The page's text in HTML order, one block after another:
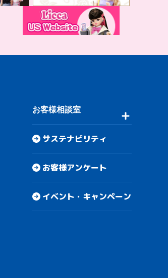
お客様相談室
サステナビリティ
お客様アンケート
イベント・キャンペーン